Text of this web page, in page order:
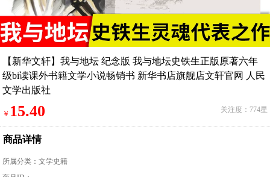
【新华文轩】我与地坛 纪念版 我与地坛史铁生正版原著六年
级bi读课外书籍文学小说畅销书 新华书店旗舰店文轩官网 人民
文学出版社
￥ 15.40 关注度：774星
商品详情
所属分类：文学史籍